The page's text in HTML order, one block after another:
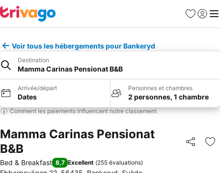
Favoris
Se
Voir tous les hébergements pour Bankeryd
Destination
Mamma Carinas Pensionat B&B
Arrivée/départ
Dates
Personnes et chambres
2 personnes, 1 chambre
Comment les paiements influencent notre classement
Mamma Carinas Pensionat
B&B
Partager
Bed & Breakfast 8,7 Excellent (255 évaluations)